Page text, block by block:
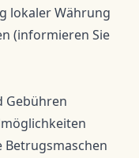
lokaler Währung
(informieren Sie
Gebühren